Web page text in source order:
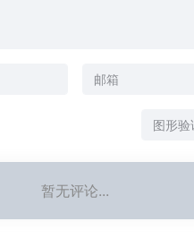
暂无评论...